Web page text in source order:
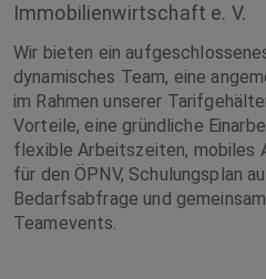
Immobilienwirtschaft e. V.
Wir bieten ein
dynamisches Team, eine
im Rahmen unserer
Vorteile, eine gründliche
flexible Arbeitszeiten, mobiles
für den ÖPNV, Schulungsplan
Bedarfsabfrage und
Teamevents.